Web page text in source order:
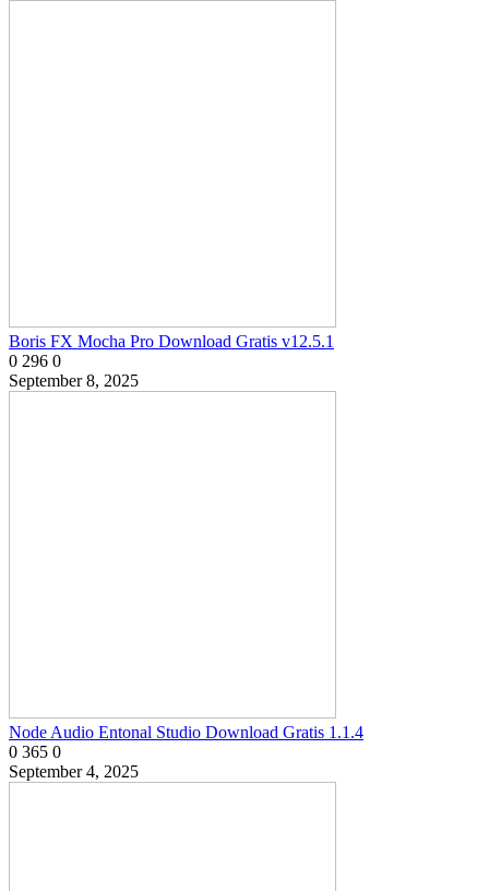
Boris FX Mocha Pro Download Gratis v12.5.1
0 296 0
September 8, 2025
Node Audio Entonal Studio Download Gratis 1.1.4
0 365 0
September 4, 2025